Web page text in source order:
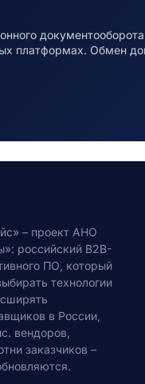
платформах. Обмен
– проект АНО
российский B2B-
ПО, который
технологии
в России,
вендоров,
заказчиков –